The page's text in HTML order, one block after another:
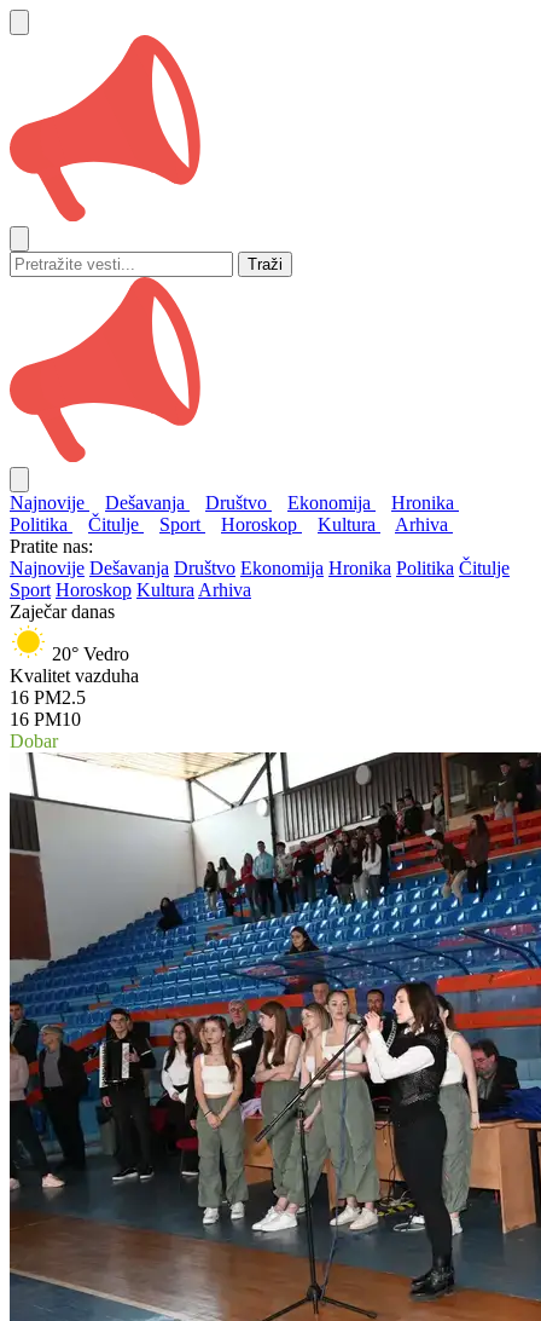
Traži
Najnovije Dešavanja Društvo Ekonomija
Hronika
Politika
Čitulje Sport Horoskop Kultura
Arhiva
Pratite nas:
Najnovije Dešavanja Društvo Ekonomija Hronika Politika Čitulje
Sport Horoskop Kultura Arhiva
Zaječar danas
20° Vedro
Kvalitet vazduha
16 PM2.5
16 PM10
Dobar